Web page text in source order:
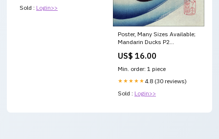
Sold : Login>>
Poster, Many Sizes Available;
Mandarin Ducks P2
US$ 16.00
Min. order: 1 piece
★★★★★ 4.8 (30 reviews)
Sold : Login>>